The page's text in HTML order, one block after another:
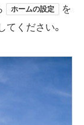
ホームの設定
を
てください。